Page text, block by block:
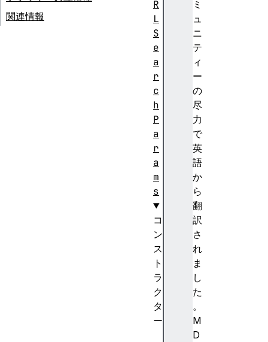
ミ
ュ
ニ
テ
ィ
ー
の
尽
力
で
英
語
か
ら
翻
訳
さ
れ
ま
し
た
。
M
D
関連情報
R
L
S
e
a
r
c
h
P
a
r
a
m
s
コ
ン
ス
ト
ラ
ク
タ
ー